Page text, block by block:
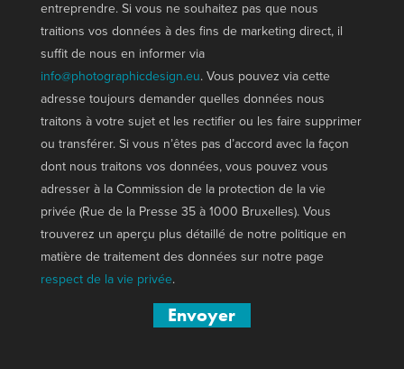
entreprendre. Si vous ne souhaitez pas que nous
traitions vos données à des fins de marketing direct, il
suffit de nous en informer via
info@photographicdesign.eu. Vous pouvez via cette
adresse toujours demander quelles données nous
traitons à votre sujet et les rectifier ou les faire supprimer
ou transférer. Si vous n’êtes pas d’accord avec la façon
dont nous traitons vos données, vous pouvez vous
adresser à la Commission de la protection de la vie
privée (Rue de la Presse 35 à 1000 Bruxelles). Vous
trouverez un aperçu plus détaillé de notre politique en
matière de traitement des données sur notre page
respect de la vie privée.